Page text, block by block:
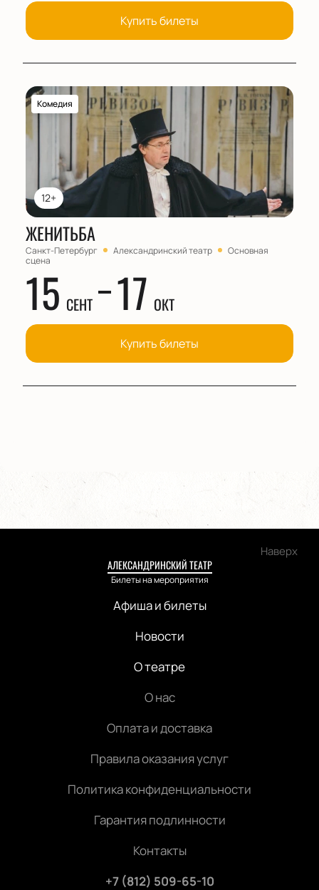
Купить билеты
12+
Комедия
ЖЕНИТЬБА
Санкт-Петербург Александринский театр
Основная
сцена
15 СЕНТ 17 ОКТ
Купить билеты
Наверх
АЛЕКСАНДРИНСКИЙ ТЕАТР
Билеты на мероприятия
Афиша и билеты
Новости
О театре
О нас
Оплата и доставка
Правила оказания услуг
Политика конфиденциальности
Гарантия подлинности
Контакты
+7 (812) 509-65-10